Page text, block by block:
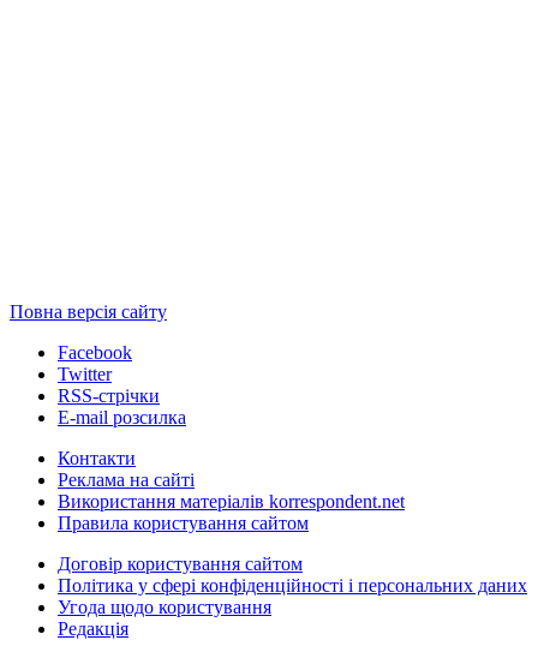
Повна версія сайту
Facebook
Twitter
RSS-стрічки
E-mail розсилка
Контакти
Реклама на сайті
Використання матеріалів korrespondent.net
Правила користування сайтом
Договір користування сайтом
Політика у сфері конфіденційності і персональних даних
Угода щодо користування
Редакція